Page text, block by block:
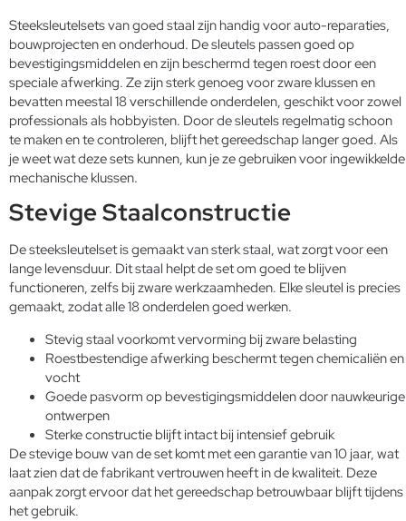
Steeksleutelsets van goed staal zijn handig voor auto-reparaties,
bouwprojecten en onderhoud. De sleutels passen goed op
bevestigingsmiddelen en zijn beschermd tegen roest door een
speciale afwerking. Ze zijn sterk genoeg voor zware klussen en
bevatten meestal 18 verschillende onderdelen, geschikt voor zowel
professionals als hobbyisten. Door de sleutels regelmatig schoon
te maken en te controleren, blijft het gereedschap langer goed. Als
je weet wat deze sets kunnen, kun je ze gebruiken voor ingewikkelde
mechanische klussen.
Stevige Staalconstructie
De steeksleutelset is gemaakt van sterk staal, wat zorgt voor een
lange levensduur. Dit staal helpt de set om goed te blijven
functioneren, zelfs bij zware werkzaamheden. Elke sleutel is precies
gemaakt, zodat alle 18 onderdelen goed werken.
Stevig staal voorkomt vervorming bij zware belasting
Roestbestendige afwerking beschermt tegen chemicaliën en
vocht
Goede pasvorm op bevestigingsmiddelen door nauwkeurige
ontwerpen
Sterke constructie blijft intact bij intensief gebruik
De stevige bouw van de set komt met een garantie van 10 jaar, wat
laat zien dat de fabrikant vertrouwen heeft in de kwaliteit. Deze
aanpak zorgt ervoor dat het gereedschap betrouwbaar blijft tijdens
het gebruik.